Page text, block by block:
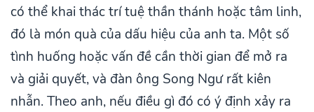
có thể khai thác trí tuệ thần thánh hoặc tâm linh,
đó là món quà của dấu hiệu của anh ta. Một số
tình huống hoặc vấn đề cần thời gian để mở ra
và giải quyết, và đàn ông Song Ngư rất kiên
nhẫn. Theo anh, nếu điều gì đó có ý định xảy ra